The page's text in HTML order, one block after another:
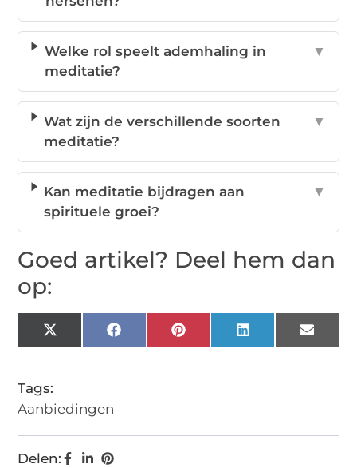
Welke rol speelt ademhaling in
meditatie?
▼
Wat zijn de verschillende soorten
meditatie?
▼
Kan meditatie bijdragen aan
spirituele groei?
▼
Goed artikel? Deel hem dan
op:
X
(Twitter)
FacebookPinterestLinkedIn Email
Tags:
Aanbiedingen
Delen: